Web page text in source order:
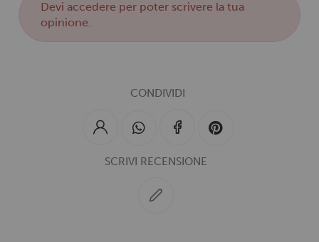
Deviaccedere per poter scrivere la tua
opinione.
CONDIVIDI
SCRIVI RECENSIONE